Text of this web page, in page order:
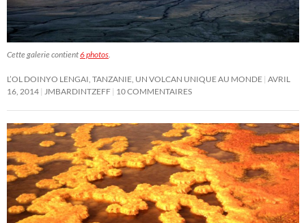
Cette galerie contient6 photos.
L’OL DOINYO LENGAI, TANZANIE, UN VOLCAN UNIQUE AU MONDE AVRIL
16, 2014 JMBARDINTZEFF 10 COMMENTAIRES